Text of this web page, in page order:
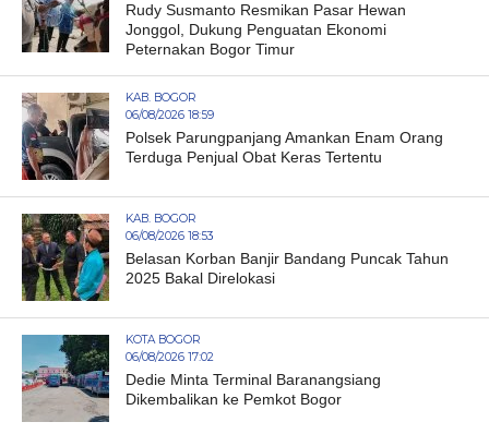
Rudy Susmanto Resmikan Pasar Hewan
Jonggol, Dukung Penguatan Ekonomi
Peternakan Bogor Timur
KAB. BOGOR
06/08/2026 18:59
Polsek Parungpanjang Amankan Enam Orang
Terduga Penjual Obat Keras Tertentu
KAB. BOGOR
06/08/2026 18:53
Belasan Korban Banjir Bandang Puncak Tahun
2025 Bakal Direlokasi
KOTA BOGOR
06/08/2026 17:02
Dedie Minta Terminal Baranangsiang
Dikembalikan ke Pemkot Bogor